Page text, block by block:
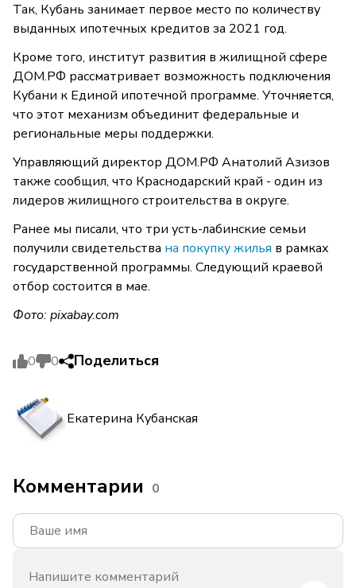
Так, Кубань занимает первое место по количеству
выданных ипотечных кредитов за 2021 год.
Кроме того, институт развития в жилищной сфере
ДОМ.РФ рассматривает возможность подключения
Кубани к Единой ипотечной программе. Уточняется,
что этот механизм объединит федеральные и
региональные меры поддержки.
Управляющий директор ДОМ.РФ Анатолий Азизов
также сообщил, что Краснодарский край - один из
лидеров жилищного строительства в округе.
Ранее мы писали, что три усть-лабинские семьи
получили свидетельства на покупку жилья в рамках
государственной программы. Следующий краевой
отбор состоится в мае.
Фото:pixabay.com
0 0 Поделиться
Екатерина Кубанская
Комментарии 0